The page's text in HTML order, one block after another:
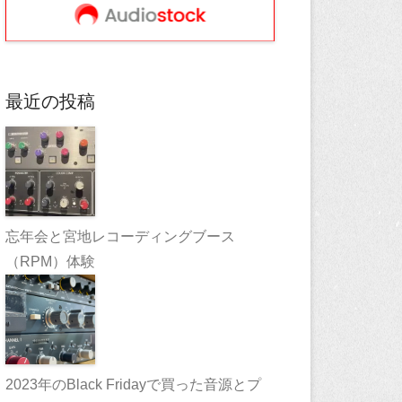
最近の投稿
忘年会と宮地レコーディングブース
（RPM）体験
2023年のBlack Fridayで買った音源とプ